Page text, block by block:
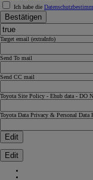
Ich habe die
Bestätigen
Target email (extraInfo)
Send To mail
Send CC mail
Toyota Site Policy - Ehub data - DO
Toyota Data Privacy & Personal
Edit
Edit